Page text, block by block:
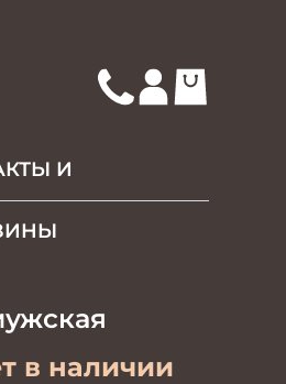
И
в наличии